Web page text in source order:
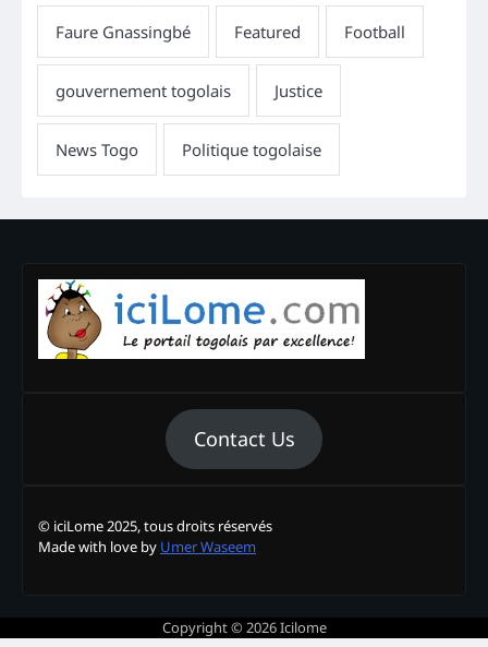
Contact Us
© iciLome 2025, tous droits réservés
Made with love by Umer Waseem
Copyright © 2026Icilome